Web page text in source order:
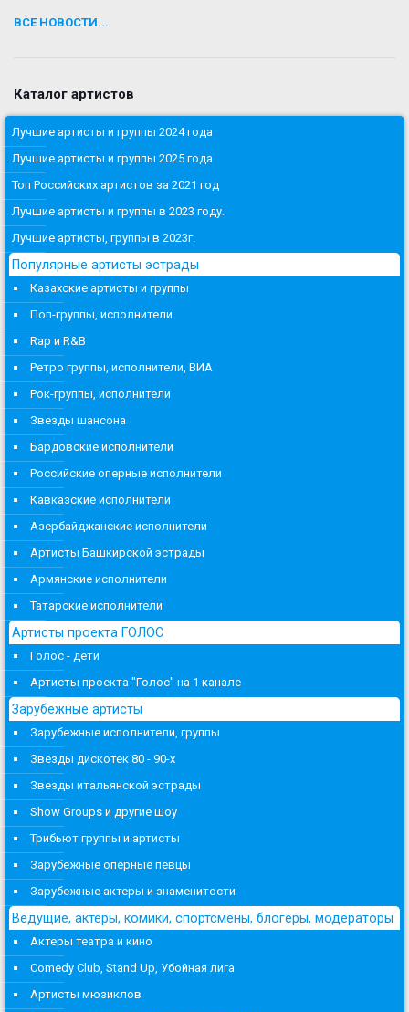
ВСЕ НОВОСТИ...
Каталог артистов
Лучшие артисты и группы 2024 года
Лучшие артисты и группы 2025 года
Топ Российских артистов за 2021 год
Лучшие артисты и группы в 2023 году.
Лучшие артисты, группы в 2023г.
Популярные артисты эстрады
Казахские артисты и группы
Поп-группы, исполнители
Rap и R&B
Ретро группы, исполнители, ВИА
Рок-группы, исполнители
Звезды шансона
Бардовские исполнители
Российские оперные исполнители
Кавказские исполнители
Азербайджанские исполнители
Артисты Башкирской эстрады
Армянские исполнители
Татарские исполнители
Артисты проекта ГОЛОС
Голос - дети
Артисты проекта "Голос" на 1 канале
Зарубежные артисты
Зарубежные исполнители, группы
Звезды дискотек 80 - 90-х
Звезды итальянской эстрады
Show Groups и другие шоу
Трибьют группы и артисты
Зарубежные оперные певцы
Зарубежные актеры и знаменитости
Ведущие, актеры, комики, спортсмены, блогеры, модераторы
Актеры театра и кино
Comedy Club, Stand Up, Убойная лига
Артисты мюзиклов